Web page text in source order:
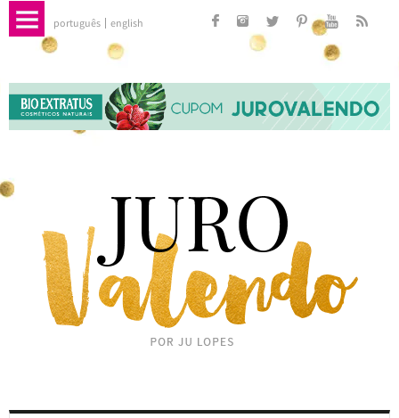
português english